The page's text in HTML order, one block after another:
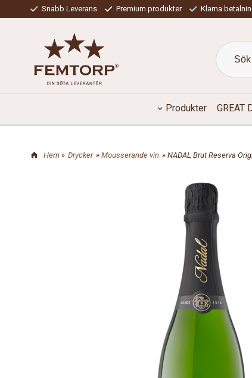
Snabb Leverans Premium produkter Klarna
Produkter GREAT
Hem » Drycker » Mousserande vin » NADAL Brut Reserva